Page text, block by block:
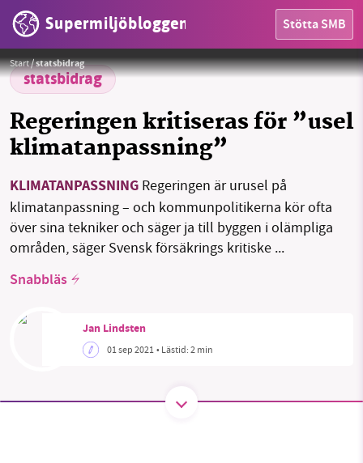
Supermiljöbloggen Stötta SMB
HEM
MILJÖFAKTA
OM OSS
Sök Sparade inlägg
Threads
Start/statsbidrag
statsbidrag
Regeringen kritiseras för ”usel
klimatanpassning”
KLIMATANPASSNING Regeringen är urusel på
klimatanpassning – och kommunpolitikerna kör ofta
över sina tekniker och säger ja till byggen i olämpliga
områden, säger Svensk försäkrings kritiske ...
Snabbläs
Jan Lindsten
01 sep 2021• Lästid:2 min
Ökade risker för översvämningar möts bemöts nu med nedskärningar i budgeten.
Hermann / Pixabay